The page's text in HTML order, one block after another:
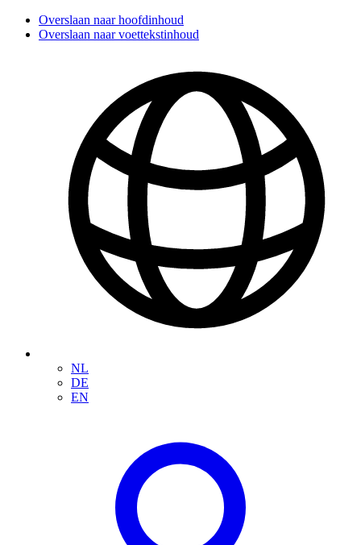
Overslaan naar hoofdinhoud
Overslaan naar voettekstinhoud
NL
DE
EN